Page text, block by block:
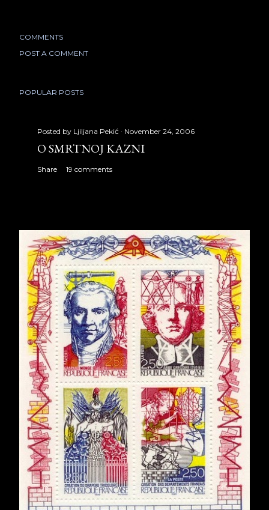
COMMENTS
POST A COMMENT
POPULAR POSTS
Posted by Ljiljana Pekić November 24, 2006
O SMRTNOJ KAZNI
Share 19 comments